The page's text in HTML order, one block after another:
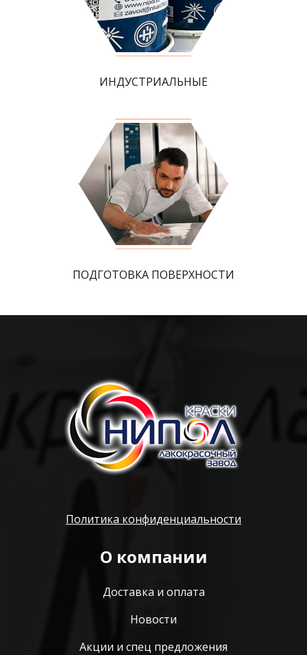
ИНДУСТРИАЛЬНЫЕ
ПОДГОТОВКА ПОВЕРХНОСТИ
Политика конфиденциальности
О компании
Доставка и оплата
Новости
Акции и спец предложения